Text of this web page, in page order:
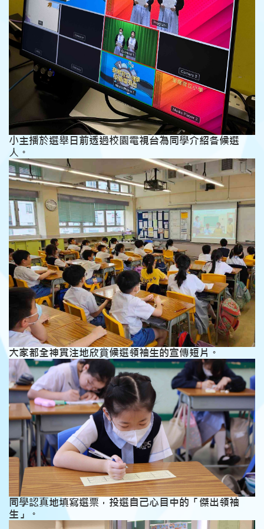
小主播於選舉日前透過校園電視台為同學介紹各候選
人。
大家都全神貫注地欣賞候選領袖生的宣傳短片。
同學認真地填寫選票，投選自己心目中的「傑出領袖
生」。